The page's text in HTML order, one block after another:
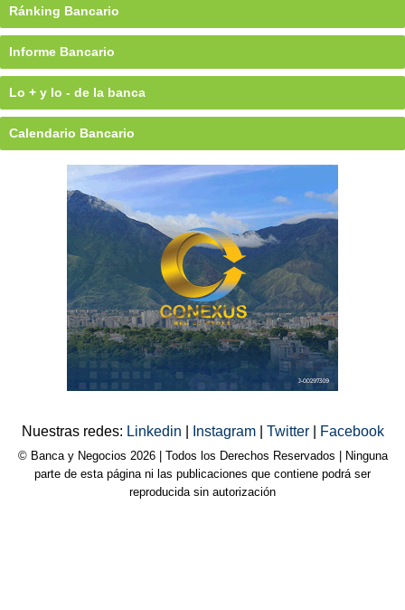
Ránking Bancario
Informe Bancario
Lo + y lo - de la banca
Calendario Bancario
Nuestras redes: Linkedin Instagram Twitter Facebook
© Banca y Negocios 2026 | Todos los Derechos Reservados | Ninguna
parte de esta página ni las publicaciones que contiene podrá ser
reproducida sin autorización